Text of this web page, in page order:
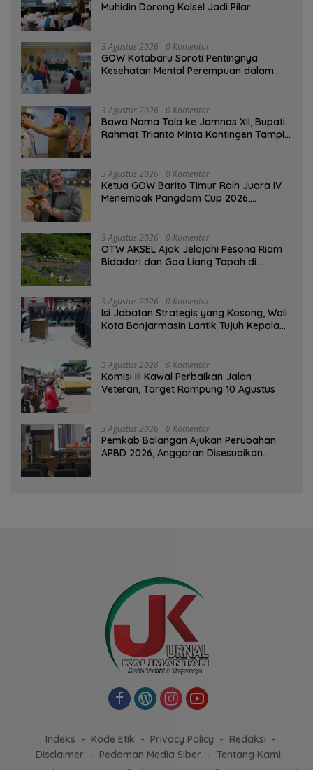
Muhidin Dorong Kalsel Jadi Pilar
3 Agustus 2026 0 Komentar
GOW Kotabaru Soroti Pentingnya
Kesehatan Mental Perempuan dalam
3 Agustus 2026 0 Komentar
Bawa Nama Tala ke Jamnas XII, Bupati
Rahmat Trianto Minta Kontingen Tampil
3 Agustus 2026 0 Komentar
Ketua GOW Barito Timur Raih Juara IV
Menembak Pangdam Cup 2026,
3 Agustus 2026 0 Komentar
OTW AKSEL Ajak Jelajahi Pesona Riam
Bidadari dan Goa Liang Tapah di
3 Agustus 2026 0 Komentar
Isi Jabatan Strategis yang Kosong, Wali
Kota Banjarmasin Lantik Tujuh Kepala
3 Agustus 2026 0 Komentar
Komisi III Kawal Perbaikan Jalan
Veteran, Target Rampung 10 Agustus
3 Agustus 2026 0 Komentar
Pemkab Balangan Ajukan Perubahan
APBD 2026, Anggaran Disesuaikan
Indeks Kode Etik Privacy Policy
Redaksi
Disclaimer
Pedoman Media Siber
Tentang Kami